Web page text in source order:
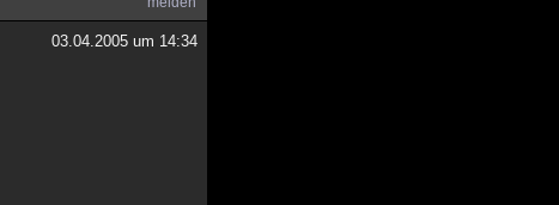
03.04.2005 um 14:34